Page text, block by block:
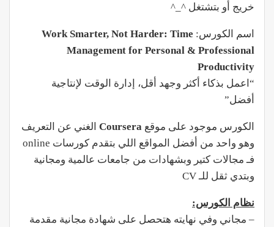
خريج أو بتشتغل ^_^
اسم الكورس: Work Smarter, Not Harder: Time
Management for Personal & Professional
Productivity
“اعمل بذكاء أكثر وجهد أقل، إدارة الوقت لإنتاجية
أفضل”
الكورس موجود على موقع Coursera الغني عن التعريف
وهو واحد من أفضل المواقع اللي بتقدم كورسات online
فـ مجالات كتير وبشهادات من جامعات عالمية ومجانية
وبتدي ثقل للـ CV
نظام الكورس:
– مجاني وفي نهايته هتحصل على شهادة مجانية مقدمة